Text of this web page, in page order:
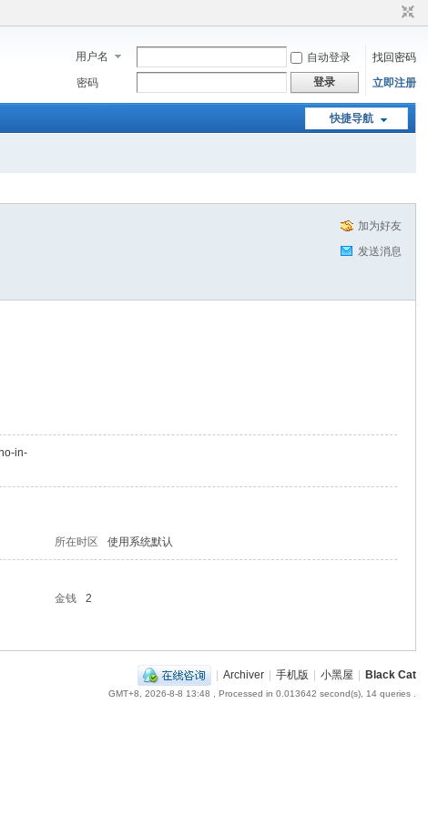
用户名 自动登录
找回密码
密码
登录 立即注册
快捷导航
加为好友
发送消息
in-
所在时区 使用系统默认
金钱
2
| Archiver | 手机版 | 小黑屋 | Black Cat
GMT+8, 2026-8-8 13:48 , Processed in 0.013642 second(s), 14 queries .